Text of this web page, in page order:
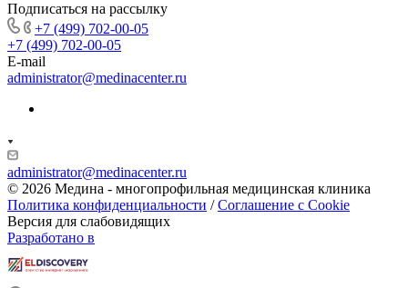
Подписаться на рассылку
+7 (499) 702-00-05
+7 (499) 702-00-05
E-mail
administrator@medinacenter.ru
administrator@medinacenter.ru
© 2026 Медина - многопрофильная медицинская клиника
Политика конфиденциальности /Соглашение с Cookie
Версия для слабовидящих
Разработано в